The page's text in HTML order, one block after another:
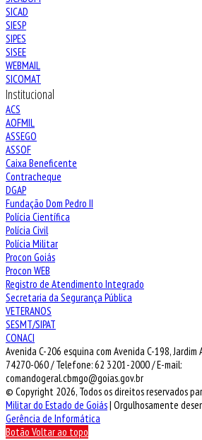
SICAD
SIESP
SIPES
SISEE
WEBMAIL
SICOMAT
Institucional
ACS
AOFMIL
ASSEGO
ASSOF
Caixa Beneficente
Contracheque
DGAP
Fundação Dom Pedro II
Polícia Científica
Polícia Civil
Polícia Militar
Procon Goiás
Procon WEB
Registro de Atendimento Integrado
Secretaria da Segurança Pública
VETERANOS
SESMT/SIPAT
CONACI
Avenida C-206 esquina com Avenida C-198, Jardim
74270-060 / Telefone: 62 3201-2000 / E-mail:
comandogeral.cbmgo@goias.gov.br
© Copyright 2026, Todos os direitos reservados
Militar do Estado de Goiás| Orgulhosamente
Gerência de Informática
Botão Voltar ao topo